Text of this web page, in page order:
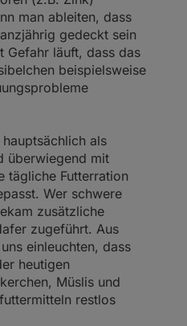
man ableiten, dass
gedeckt sein
Gefahr läuft, dass das
beispielsweise
als
überwiegend mit
tägliche Futterration
Wer schwere
zusätzliche
zugeführt. Aus
einleuchten, dass
heutigen
Müslis und
restlos